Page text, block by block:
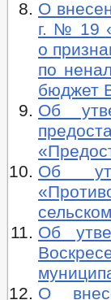
О
г. № 19
о
по
бюджет
Об
Об
Об
О